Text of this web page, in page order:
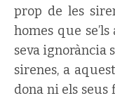
prop de les
homes que
seva ignorància
sirenes, a
dona ni els seus